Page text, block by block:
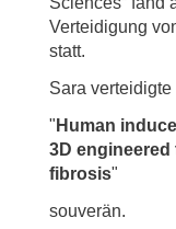
Verteidigung
statt.
Sara verteidigte
" Human
3D
fibrosis"
souverän.